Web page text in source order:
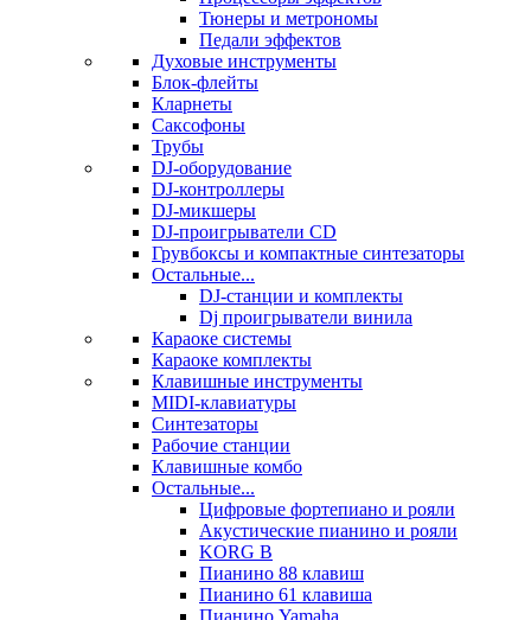
Тюнеры и метрономы
Педали эффектов
Духовые инструменты
Блок-флейты
Кларнеты
Саксофоны
Трубы
DJ-оборудование
DJ-контроллеры
DJ-микшеры
DJ-проигрыватели CD
Грувбоксы и компактные синтезаторы
Остальные...
DJ-станции и комплекты
Dj проигрыватели винила
Караоке системы
Караоке комплекты
Клавишные инструменты
MIDI-клавиатуры
Синтезаторы
Рабочие станции
Клавишные комбо
Остальные...
Цифровые фортепиано и рояли
Акустические пианино и рояли
KORG B
Пианино 88 клавиш
Пианино 61 клавиша
Пианино Yamaha